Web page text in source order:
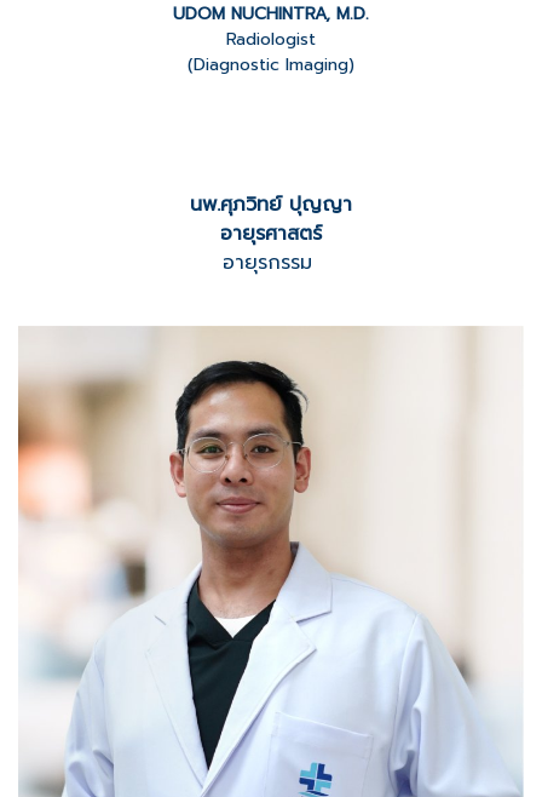
UDOM NUCHINTRA, M.D.
Radiologist
(Diagnostic Imaging)
นพ.ศุภวิทย์ ปุญญา
อายุรศาสตร์
อายุรกรรม